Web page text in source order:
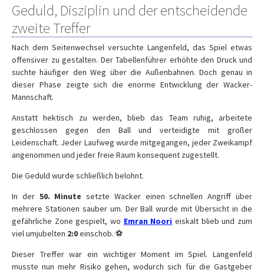
Geduld, Disziplin und der entscheidende
zweite Treffer
Nach dem Seitenwechsel versuchte Langenfeld, das Spiel etwas
offensiver zu gestalten. Der Tabellenführer erhöhte den Druck und
suchte häufiger den Weg über die Außenbahnen. Doch genau in
dieser Phase zeigte sich die enorme Entwicklung der Wacker-
Mannschaft.
Anstatt hektisch zu werden, blieb das Team ruhig, arbeitete
geschlossen gegen den Ball und verteidigte mit großer
Leidenschaft. Jeder Laufweg wurde mitgegangen, jeder Zweikampf
angenommen und jeder freie Raum konsequent zugestellt.
Die Geduld wurde schließlich belohnt.
In der 50. Minute setzte Wacker einen schnellen Angriff über
mehrere Stationen sauber um. Der Ball wurde mit Übersicht in die
gefährliche Zone gespielt, wo Emran Noori eiskalt blieb und zum
viel umjubelten 2:0einschob. ⚽
Dieser Treffer war ein wichtiger Moment im Spiel. Langenfeld
musste nun mehr Risiko gehen, wodurch sich für die Gastgeber